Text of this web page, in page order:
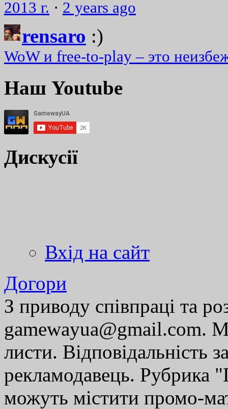
2013 г. · 2 years ago
rensaro :)
WoW и free-to-play – это
Наш Youtube
Дискусії
Вхід на сайт
Догори
З приводу співпраці та
gamewayua@gmail.com.
листи. Відповідальність
рекламодавець. Рубрика
можуть містити промо-